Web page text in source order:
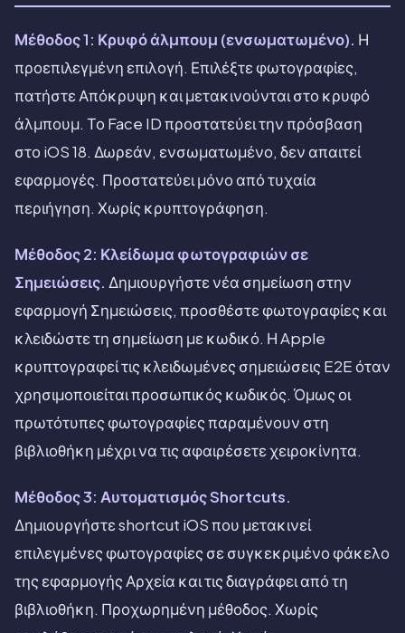
Μέθοδος 1: Κρυφό άλμπουμ (ενσωματωμένο). Η
προεπιλεγμένη επιλογή. Επιλέξτε φωτογραφίες,
πατήστε Απόκρυψη και μετακινούνται στο κρυφό
άλμπουμ. Το Face ID προστατεύει την πρόσβαση
στο iOS 18. Δωρεάν, ενσωματωμένο, δεν απαιτεί
εφαρμογές. Προστατεύει μόνο από τυχαία
περιήγηση. Χωρίς κρυπτογράφηση.
Μέθοδος 2: Κλείδωμα φωτογραφιών σε
Σημειώσεις. Δημιουργήστε νέα σημείωση στην
εφαρμογή Σημειώσεις, προσθέστε φωτογραφίες και
κλειδώστε τη σημείωση με κωδικό. Η Apple
κρυπτογραφεί τις κλειδωμένες σημειώσεις E2E όταν
χρησιμοποιείται προσωπικός κωδικός. Όμως οι
πρωτότυπες φωτογραφίες παραμένουν στη
βιβλιοθήκη μέχρι να τις αφαιρέσετε χειροκίνητα.
Μέθοδος 3: Αυτοματισμός Shortcuts.
Δημιουργήστε shortcut iOS που μετακινεί
επιλεγμένες φωτογραφίες σε συγκεκριμένο φάκελο
της εφαρμογής Αρχεία και τις διαγράφει από τη
βιβλιοθήκη. Προχωρημένη μέθοδος. Χωρίς